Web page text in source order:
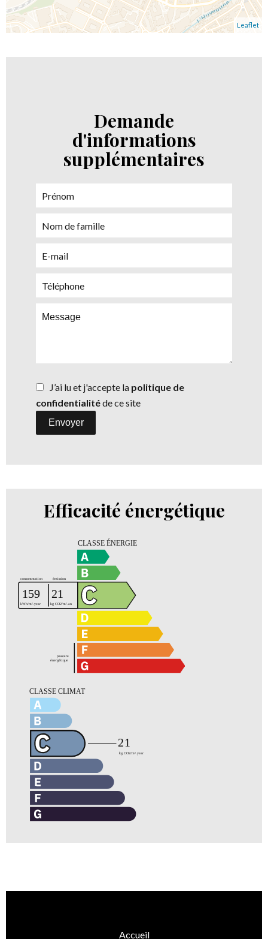
Leaflet
Demande
d'informations
supplémentaires
J’ai lu et j'accepte la politique de
confidentialitéde ce site
Envoyer
Efficacité énergétique
Accueil